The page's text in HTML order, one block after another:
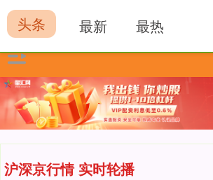
沪深京行情 实时轮播
头条 最新 最热